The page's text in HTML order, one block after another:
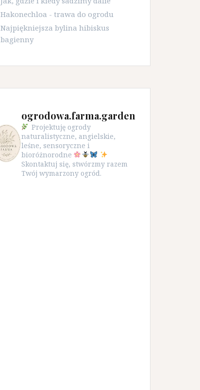
Hakonechloa - trawa do ogrodu
Najpiękniejsza bylina hibiskus
bagienny
ogrodowa.farma.garden
Projektuję ogrody
naturalistyczne, angielskie,
leśne, sensoryczne i
bioróżnorodne
Skontaktuj się, stwórzmy razem
Twój wymarzony ogród.